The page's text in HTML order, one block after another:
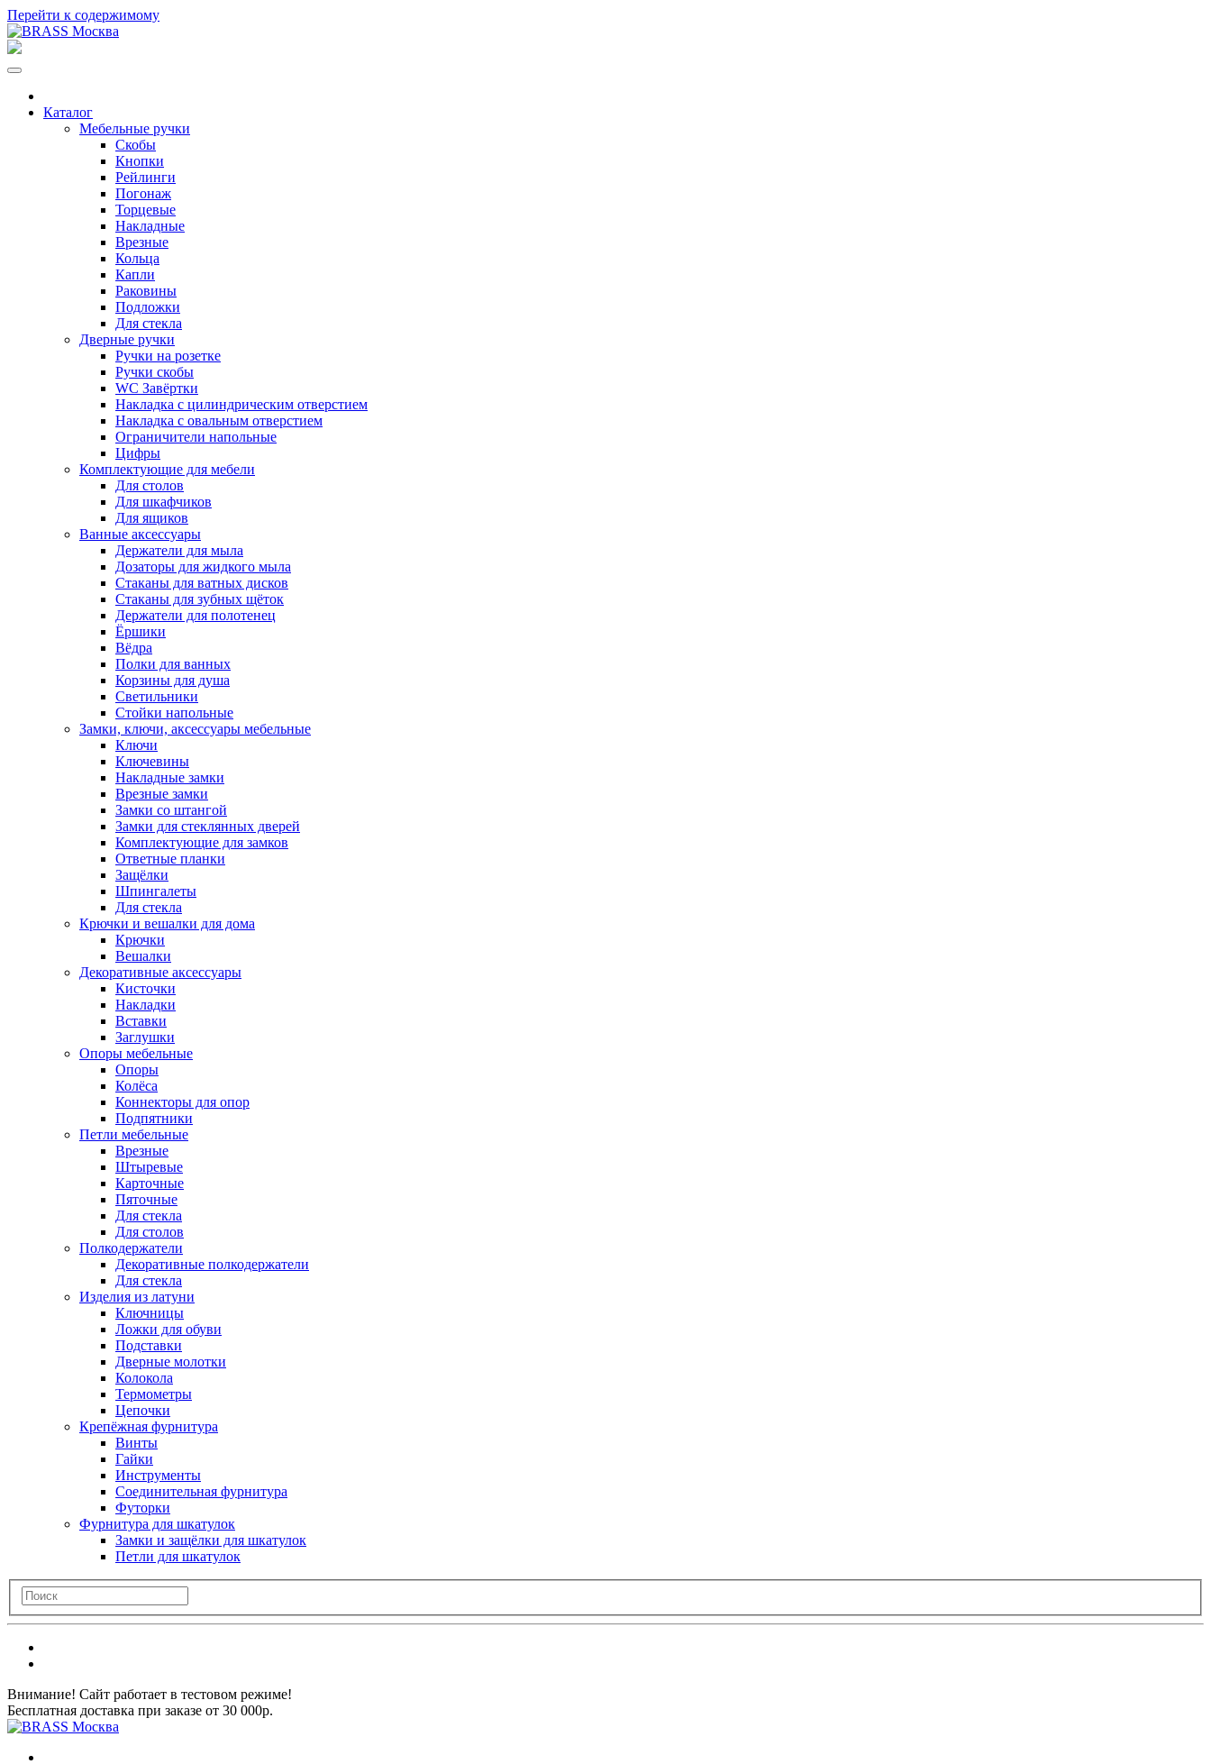
Перейти к содержимому
Каталог
Мебельные ручки
Скобы
Кнопки
Рейлинги
Погонаж
Торцевые
Накладные
Врезные
Кольца
Капли
Раковины
Подложки
Для стекла
Дверные ручки
Ручки на розетке
Ручки скобы
WC Завёртки
Накладка с цилиндрическим отверстием
Накладка с овальным отверстием
Ограничители напольные
Цифры
Комплектующие для мебели
Для столов
Для шкафчиков
Для ящиков
Ванные аксессуары
Держатели для мыла
Дозаторы для жидкого мыла
Стаканы для ватных дисков
Стаканы для зубных щёток
Держатели для полотенец
Ёршики
Вёдра
Полки для ванных
Корзины для душа
Светильники
Стойки напольные
Замки, ключи, аксессуары мебельные
Ключи
Ключевины
Накладные замки
Врезные замки
Замки со штангой
Замки для стеклянных дверей
Комплектующие для замков
Ответные планки
Защёлки
Шпингалеты
Для стекла
Крючки и вешалки для дома
Крючки
Вешалки
Декоративные аксессуары
Кисточки
Накладки
Вставки
Заглушки
Опоры мебельные
Опоры
Колёса
Коннекторы для опор
Подпятники
Петли мебельные
Врезные
Штыревые
Карточные
Пяточные
Для стекла
Для столов
Полкодержатели
Декоративные полкодержатели
Для стекла
Изделия из латуни
Ключницы
Ложки для обуви
Подставки
Дверные молотки
Колокола
Термометры
Цепочки
Крепёжная фурнитура
Винты
Гайки
Инструменты
Соединительная фурнитура
Футорки
Фурнитура для шкатулок
Замки и защёлки для шкатулок
Петли для шкатулок
Внимание! Сайт работает в тестовом режиме!
Бесплатная доставка при заказе от 30 000р.